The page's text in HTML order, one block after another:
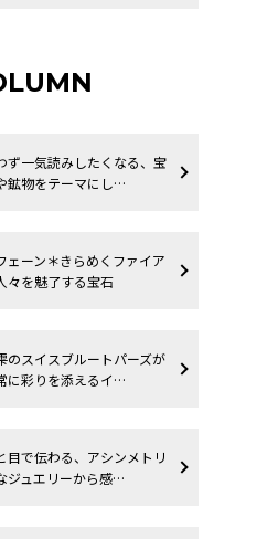
ず一気読みしたくなる、宝
鉱物をテーマにし…
ェーン＊きらめくファイア
々を魅了する宝石
のスイスブルートパーズが
に彩りを添えるイ…
目で伝わる、アシンメトリ
ジュエリーから感…